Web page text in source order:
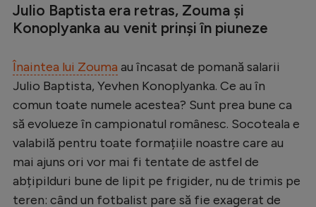
Stranieri
Tenis
Handbal
Natație
Formula 1
Julio Baptista era retras, Zouma și
Konoplyanka au venit prinși în piuneze
Înaintea lui Zouma au încasat de pomană salarii
Julio Baptista, Yevhen Konoplyanka. Ce au în
comun toate numele acestea? Sunt prea bune ca
să evolueze în campionatul românesc. Socoteala e
valabilă pentru toate formațiile noastre care au
mai ajuns ori vor mai fi tentate de astfel de
abțipilduri bune de lipit pe frigider, nu de trimis pe
teren: când un fotbalist pare să fie exagerat de